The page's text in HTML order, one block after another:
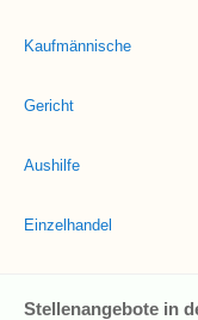
Kaufmännische
Gericht
Aushilfe
Einzelhandel
Stellenangebote in